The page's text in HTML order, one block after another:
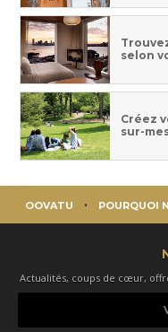
selon
Créez
sur-
OOVATU POURQUOI
Actualités, coups de cœur,
e-